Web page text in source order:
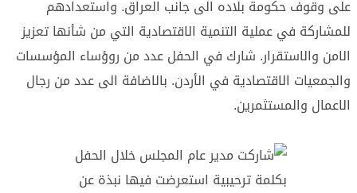
على وقوف حكومة بلاده الى جانب العراق. واستعدادهم
للمشاركة في عملية التنمية الاقتصادية التي من شأنها تعزيز
الامن والاستقرار. شارك في الحفل عدد من روؤساء المؤسسات
والجمعيات الاقتصادية في الأردن. بالاضافة الى عدد من رجال
الاعمال والمستثمرين.